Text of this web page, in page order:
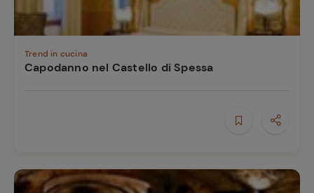
Trend in cucina
Capodanno nel Castello di Spessa